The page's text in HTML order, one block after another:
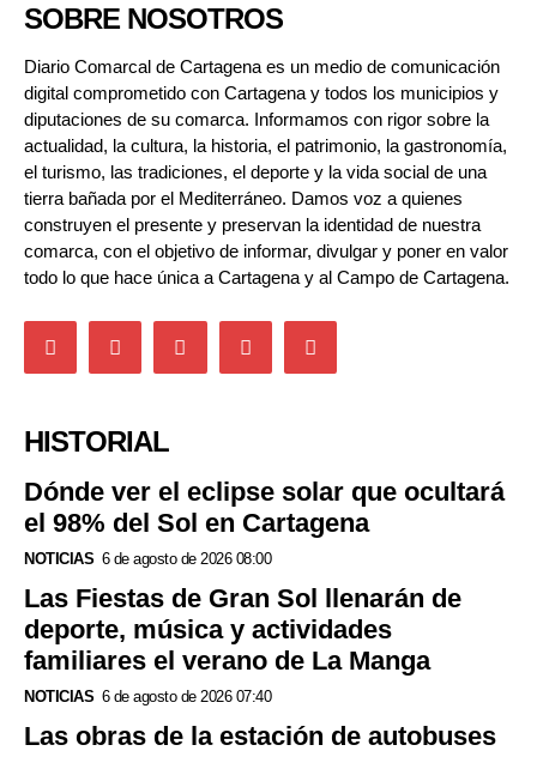
SOBRE NOSOTROS
Diario Comarcal de Cartagena es un medio de comunicación
digital comprometido con Cartagena y todos los municipios y
diputaciones de su comarca. Informamos con rigor sobre la
actualidad, la cultura, la historia, el patrimonio, la gastronomía,
el turismo, las tradiciones, el deporte y la vida social de una
tierra bañada por el Mediterráneo. Damos voz a quienes
construyen el presente y preservan la identidad de nuestra
comarca, con el objetivo de informar, divulgar y poner en valor
todo lo que hace única a Cartagena y al Campo de Cartagena.
HISTORIAL
Dónde ver el eclipse solar que ocultará
el 98% del Sol en Cartagena
NOTICIAS 6 de agosto de 2026 08:00
Las Fiestas de Gran Sol llenarán de
deporte, música y actividades
familiares el verano de La Manga
NOTICIAS 6 de agosto de 2026 07:40
Las obras de la estación de autobuses